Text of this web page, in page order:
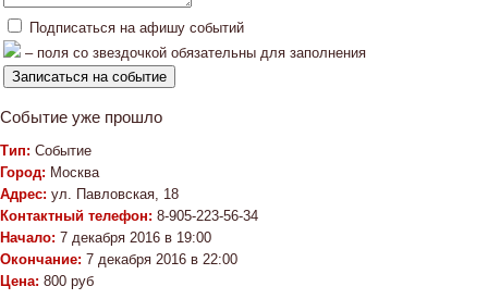
Подписаться на афишу событий
– поля со звездочкой обязательны для заполнения
Событие уже прошло
Тип: Событие
Город: Москва
Адрес: ул. Павловская, 18
Контактный телефон: 8-905-223-56-34
Начало: 7 декабря 2016 в 19:00
Окончание: 7 декабря 2016 в 22:00
Цена: 800 руб